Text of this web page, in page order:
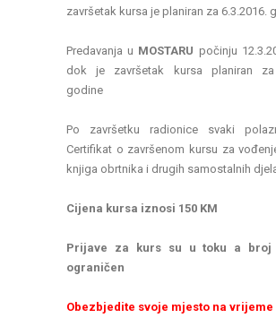
završetak kursa je planiran za 6.3.2016.
Predavanja u MOSTARU počinju
dok je završetak kursa planiran za
godine
Po završetku radionice svaki
Certifikat o završenom kursu za
knjiga obrtnika i drugih samostalnih
Cijena kursa iznosi 150 KM
Prijave za kurs su u toku a broj
ograničen
Obezbjedite svoje mjesto na vrijeme